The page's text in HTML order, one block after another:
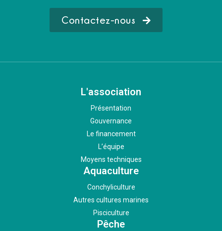
Contactez-nous
L'association
Présentation
Gouvernance
Le financement
L’équipe
Moyens techniques
Aquaculture
Conchyliculture
Autres cultures marines
Pisciculture
Pêche